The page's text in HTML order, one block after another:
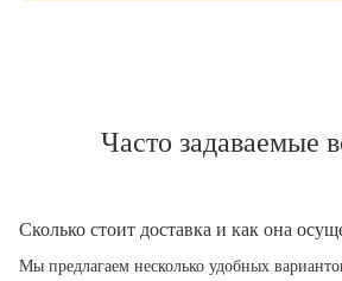
Часто задаваемые
Сколько стоит доставка и как она
Мы предлагаем несколько удобных